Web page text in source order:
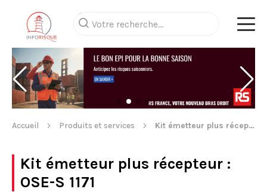
Accueil Produits et services Kit émetteur plus récepteur
Kit émetteur plus récepteur :
OSE-S 1171